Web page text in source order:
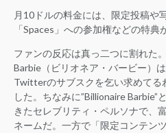
月10ドルの料金には、限定投稿や
「Spaces」への参加権などの特典
ファンの反応は真っ二つに割れた
Barbie（ビリオネア・バービー）
Twitterのサブスクを乞い求めてる
した。ちなみに”Billionaire Barbie”
きたセレブリティ・ペルソナで、
ネームだ。一方で「限定コンテン